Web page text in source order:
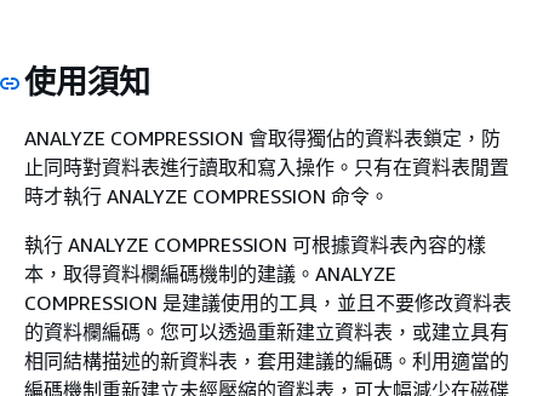
使用須知
ANALYZE COMPRESSION 會取得獨佔的資料表鎖定，防
止同時對資料表進行讀取和寫入操作。只有在資料表閒置
時才執行 ANALYZE COMPRESSION 命令。
執行 ANALYZE COMPRESSION 可根據資料表內容的樣
本，取得資料欄編碼機制的建議。ANALYZE
COMPRESSION 是建議使用的工具，並且不要修改資料表
的資料欄編碼。您可以透過重新建立資料表，或建立具有
相同結構描述的新資料表，套用建議的編碼。利用適當的
編碼機制重新建立未經壓縮的資料表，可大幅減少在磁碟